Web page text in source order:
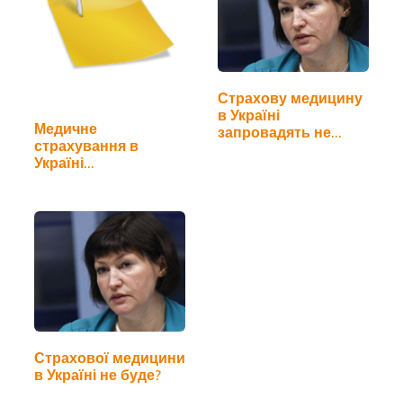
Медичне
страхування в
Україні
Страхову медицину
в Україні
запровадять не
Страхової медицини
в Україні не буде?